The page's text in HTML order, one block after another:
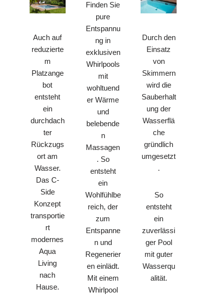
Auch auf
reduzierte
m
Platzange
bot
entsteht
ein
durchdach
ter
Rückzugs
ort am
Wasser.
Das C-
Side
Konzept
transportie
rt
modernes
Aqua
Living
nach
Hause.
Finden Sie
pure
Entspannu
ng in
exklusiven
Whirlpools
mit
wohltuend
er Wärme
und
belebende
n
Massagen
. So
entsteht
ein
Wohlfühlbe
reich, der
zum
Entspanne
n und
Regenerier
en einlädt.
Mit einem
Whirlpool
Durch den
Einsatz
von
Skimmern
wird die
Sauberhalt
ung der
Wasserflä
che
gründlich
umgesetzt
.
So
entsteht
ein
zuverlässi
ger Pool
mit guter
Wasserqu
alität.